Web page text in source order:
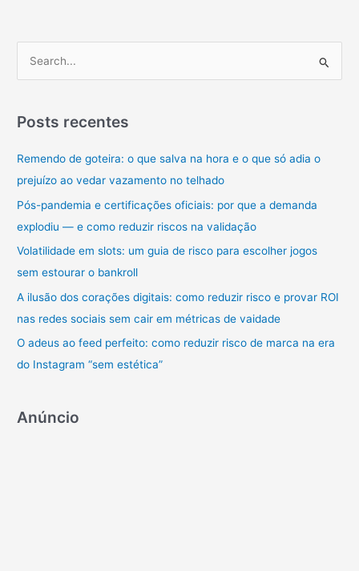
obras
residenciais:
do
execução
q
i
s
a
r
p
o
Posts recentes
Remendo de goteira: o que salva na hora e o que só adia o
prejuízo ao vedar vazamento no telhado
Pós-pandemia e certificações oficiais: por que a demanda
explodiu — e como reduzir riscos na validação
Volatilidade em slots: um guia de risco para escolher jogos
sem estourar o bankroll
A ilusão dos corações digitais: como reduzir risco e provar ROI
nas redes sociais sem cair em métricas de vaidade
O adeus ao feed perfeito: como reduzir risco de marca na era
do Instagram “sem estética”
Anúncio